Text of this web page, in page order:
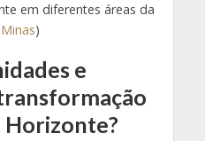
em diferentes áreas da
)
e
Horizonte?